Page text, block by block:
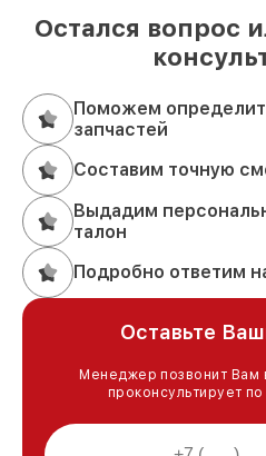
Остался вопрос
Поможем
запчастей
Составим точную
Выдадим
талон
Подробно ответим
Оставьте
Менеджер позвонит Вам
проконсультирует